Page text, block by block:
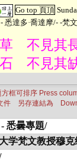
Go top 頁頂
悉達多·喬達摩/- -梵
草 不見其
石 不見其
方框可排序 Press
件 另存連結為
悉曇專題/
学梵文教授穆克